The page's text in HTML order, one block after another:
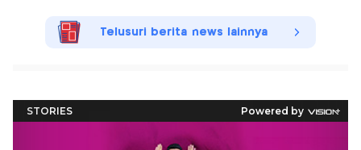
Telusuri berita news lainnya